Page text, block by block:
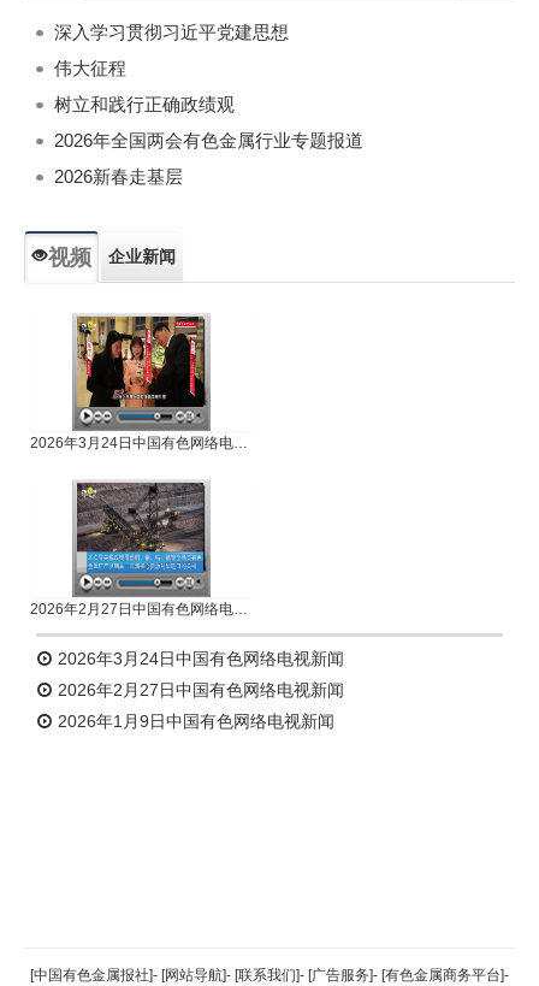
深入学习贯彻习近平党建思想
伟大征程
树立和践行正确政绩观
2026年全国两会有色金属行业专题报道
2026新春走基层
视频 企业新闻
2026年3月24日中国有色网络电视新闻
2026年2月27日中国有色网络电视新闻
2026年3月24日中国有色网络电视新闻
2026年2月27日中国有色网络电视新闻
2026年1月9日中国有色网络电视新闻
返回顶部
[中国有色金属报社]- [网站导航]- [联系我们]- [广告服务]- [有色金属商务平台]-